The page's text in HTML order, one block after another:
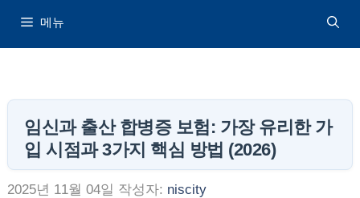
메뉴
임신과 출산 합병증 보험: 가장 유리한 가
입 시점과 3가지 핵심 방법 (2026)
2025년 11월 04일 작성자: niscity